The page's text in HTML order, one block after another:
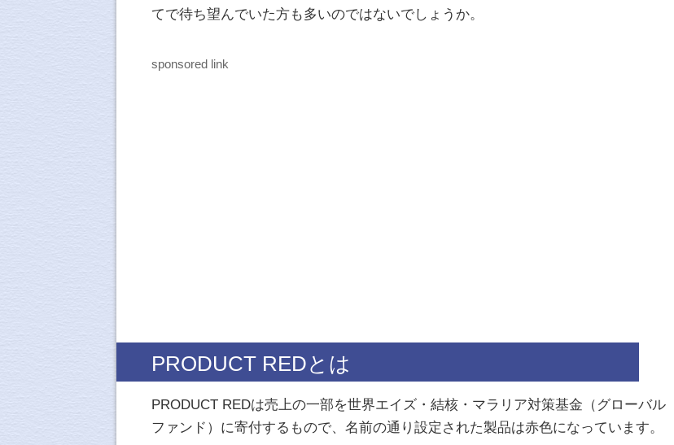
てで待ち望んでいた方も多いのではないでしょうか。
sponsored link
PRODUCT REDとは
PRODUCT REDは売上の一部を世界エイズ・結核・マラリア対策基金（グローバル
ファンド）に寄付するもので、名前の通り設定された製品は赤色になっています。